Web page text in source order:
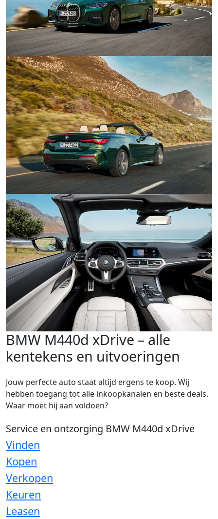
BMW M440d xDrive – alle
kentekens en uitvoeringen
Jouw perfecte auto staat altijd ergens te koop. Wij
hebben toegang tot alle inkoopkanalen en beste deals.
Waar moet hij aan voldoen?
Service en ontzorging BMW M440d xDrive
Vinden
Kopen
Verkopen
Keuren
Leasen